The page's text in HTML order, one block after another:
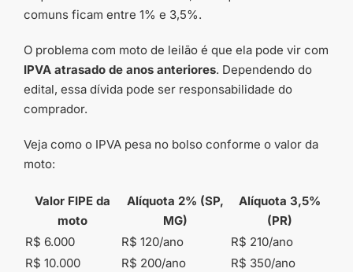
comuns ficam entre 1% e 3,5%.
O problema com moto de leilão é que ela pode vir com
IPVA atrasado de anos anteriores. Dependendo do
edital, essa dívida pode ser responsabilidade do
comprador.
Veja como o IPVA pesa no bolso conforme o valor da
moto:
Valor FIPE da
moto
Alíquota 2% (SP,
MG)
Alíquota 3,5%
(PR)
R$ 6.000
R$ 120/ano
R$ 210/ano
R$ 10.000
R$ 200/ano
R$ 350/ano